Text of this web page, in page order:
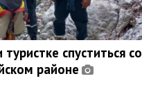
спуститься со
районе